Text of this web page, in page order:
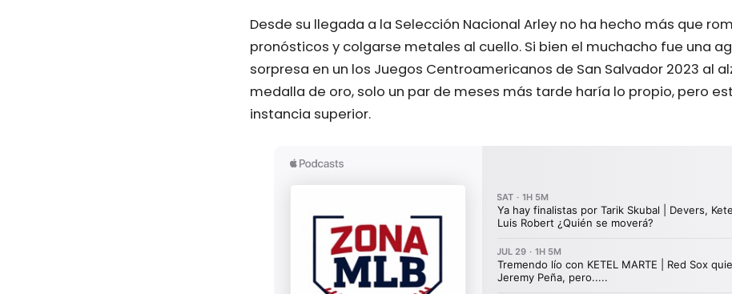
Desde su llegada a la Selección Nacional Arley no ha hecho más que
pronósticos y colgarse metales al cuello. Si bien el muchacho fue una
sorpresa en un los Juegos Centroamericanos de San Salvador 2023 al
medalla de oro, solo un par de meses más tarde haría lo propio, pero
instancia superior.